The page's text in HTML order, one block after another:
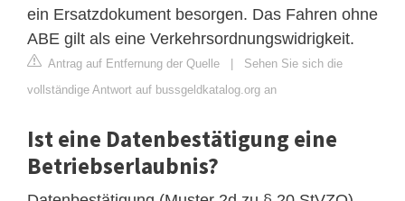
ein Ersatzdokument besorgen. Das Fahren ohne
ABE gilt als eine Verkehrsordnungswidrigkeit.
Antrag auf Entfernung der Quelle | Sehen Sie sich die
vollständige Antwort auf bussgeldkatalog.org an
Ist eine Datenbestätigung eine
Betriebserlaubnis?